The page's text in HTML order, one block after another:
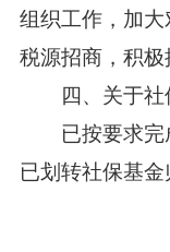
组织工作，加
税源招商，积极
四、关于社
已按要求完
已划转社保基金